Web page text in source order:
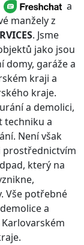
a
manžely z
. Jsme
jako jsou
domy, garáže a
kraji a
kraje.
a demolici,
techniku a
Není však
prostřednictvím
který na
Vše potřebné
a
Karlovarském
.